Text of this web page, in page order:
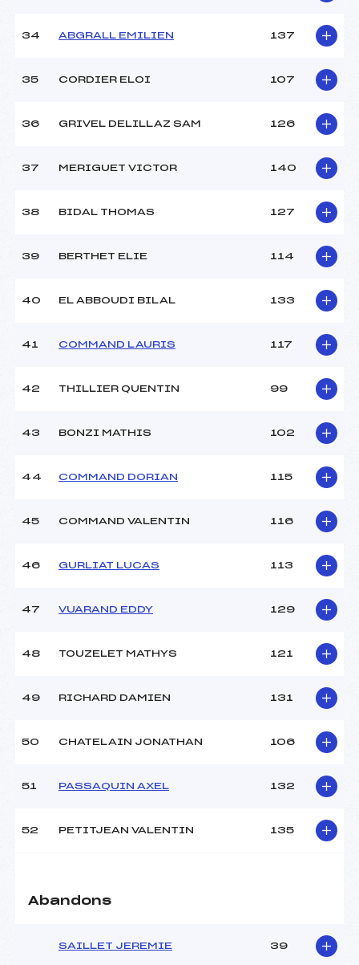
34 ABGRALL EMILIEN 137
35 CORDIER ELOI 107
36 GRIVEL DELILLAZ SAM 126
37 MERIGUET VICTOR 140
38 BIDAL THOMAS 127
39 BERTHET ELIE 114
40 EL ABBOUDI BILAL 133
41 COMMAND LAURIS 117
42 THILLIER QUENTIN 99
43 BONZI MATHIS 102
44 COMMAND DORIAN 115
45 COMMAND VALENTIN 116
46 GURLIAT LUCAS 113
47 VUARAND EDDY 129
48 TOUZELET MATHYS 121
49 RICHARD DAMIEN 131
50 CHATELAIN JONATHAN 106
51 PASSAQUIN AXEL 132
52 PETITJEAN VALENTIN 135
Abandons
SAILLET JEREMIE 39